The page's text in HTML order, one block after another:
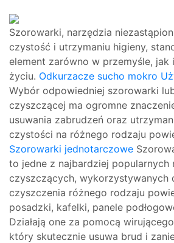
Szorowarki, narzędzia
czystość i utrzymaniu higieny,
element zarówno w przemyśle, jak
życiu. Odkurzacze sucho mokro
Wybór odpowiedniej szorowarki
czyszczącej ma ogromne
usuwania zabrudzeń oraz
czystości na różnego rodzaju
Szorowarki jednotarczowe
to jedne z najbardziej popularnych
czyszczących, wykorzystywanych
czyszczenia różnego rodzaju
posadzki, kafelki, panele
Działają one za pomocą
który skutecznie usuwa brud i